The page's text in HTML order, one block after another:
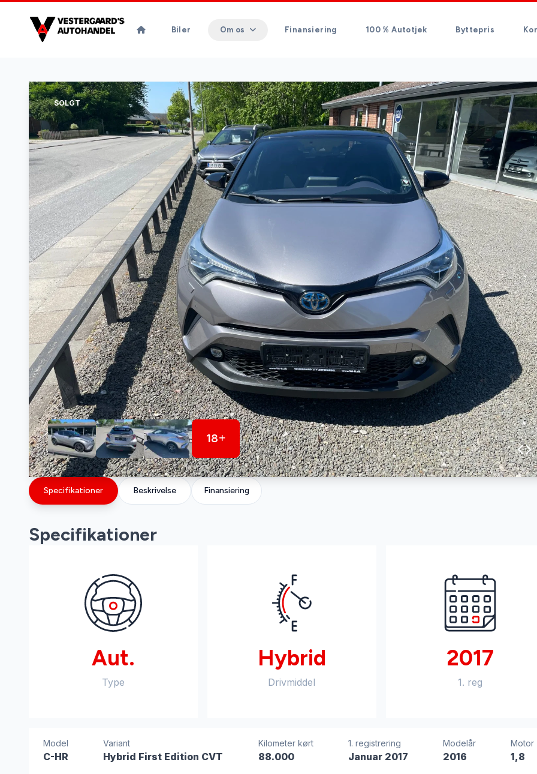
Biler Om os Finansiering 100 % Autotjek Byttepris
SOLGT
18
Specifikationer Beskrivelse Finansiering
Specifikationer
Aut.
Type
Hybrid
Drivmiddel
2017
1. reg
Model
C-HR
Variant
Hybrid First Edition CVT
Kilometer kørt
88.000
1. registrering
Januar 2017
Modelår
2016
Motor
1,8